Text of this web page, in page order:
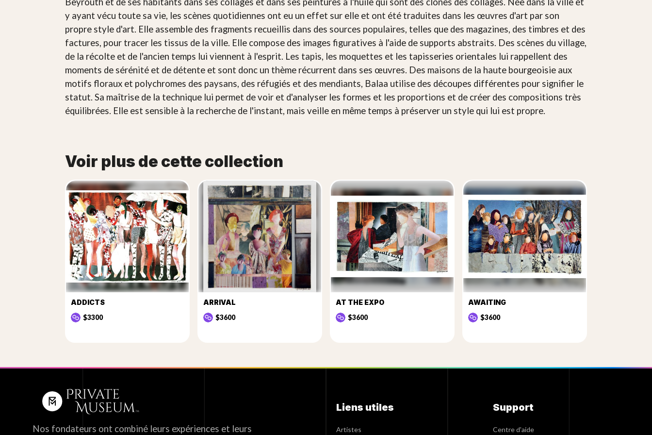
y ayant vécu toute sa vie, les scènes quotidiennes ont eu un effet sur elle et ont été traduites dans les œuvres d'art par son
propre style d'art. Elle assemble des fragments recueillis dans des sources populaires, telles que des magazines, des timbres et des
factures, pour tracer les tissus de la ville. Elle compose des images figuratives à l'aide de supports abstraits. Des scènes du village,
de la récolte et de l'ancien temps lui viennent à l'esprit. Les tapis, les moquettes et les tapisseries orientales lui rappellent des
moments de sérénité et de détente et sont donc un thème récurrent dans ses œuvres. Des maisons de la haute bourgeoisie aux
motifs floraux et polychromes des paysans, des réfugiés et des mendiants, Balaa utilise des découpes différentes pour signifier le
statut. Sa maîtrise de la technique lui permet de voir et d'analyser les formes et les proportions et de créer des compositions très
équilibrées. Elle est sensible à la recherche de l'instant, mais veille en même temps à préserver un style qui lui est propre.
Voir plus de cette collection
ADDICTS
$3300
ARRIVAL
$3600
AT THE EXPO
$3600
AWAITING
$3600
Nos fondateurs ont combiné leurs expériences et leurs
Liens utiles
Artistes
Support
Centre d'aide